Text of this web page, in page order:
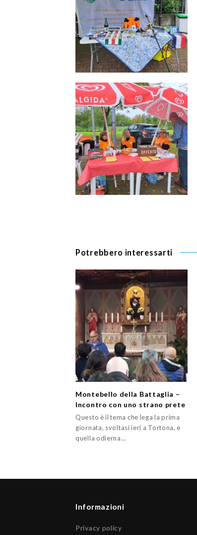
Potrebbero interessarti
Montebello della Battaglia –
Incontro con uno strano prete
Questo è il tema che lega la prima
giornata, svoltasi ieri a Tortona, e
quella odierna…
Informazioni
Privacy policy